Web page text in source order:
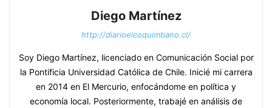
Diego Martínez
http://diarioelcoquimbano.cl/
Soy Diego Martínez, licenciado en Comunicación Social por
la Pontificia Universidad Católica de Chile. Inicié mi carrera
en 2014 en El Mercurio, enfocándome en política y
economía local. Posteriormente, trabajé en análisis de